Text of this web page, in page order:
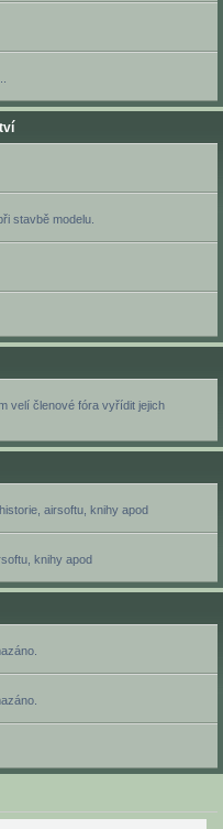
stavbě modelu.
velí členové fóra vyřídit jejich
airsoftu, knihy apod
knihy apod